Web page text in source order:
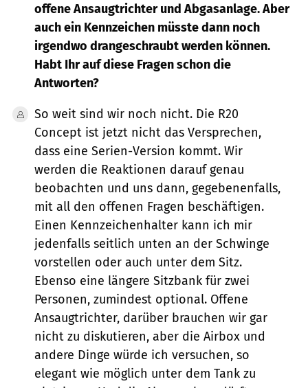
offene Ansaugtrichter und Abgasanlage. Aber
auch ein Kennzeichen müsste dann noch
irgendwo drangeschraubt werden können.
Habt Ihr auf diese Fragen schon die
Antworten?
So weit sind wir noch nicht. Die R20
Concept ist jetzt nicht das Versprechen,
dass eine Serien-Version kommt. Wir
werden die Reaktionen darauf genau
beobachten und uns dann, gegebenenfalls,
mit all den offenen Fragen beschäftigen.
Einen Kennzeichenhalter kann ich mir
jedenfalls seitlich unten an der Schwinge
vorstellen oder auch unter dem Sitz.
Ebenso eine längere Sitzbank für zwei
Personen, zumindest optional. Offene
Ansaugtrichter, darüber brauchen wir gar
nicht zu diskutieren, aber die Airbox und
andere Dinge würde ich versuchen, so
elegant wie möglich unter dem Tank zu